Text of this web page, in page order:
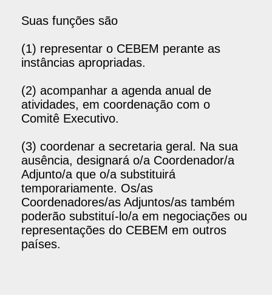
Suas funções são
(1) representar o CEBEM perante as
instâncias apropriadas.
(2) acompanhar a agenda anual de
atividades, em coordenação com o
Comitê Executivo.
(3) coordenar a secretaria geral. Na sua
ausência, designará o/a Coordenador/a
Adjunto/a que o/a substituirá
temporariamente. Os/as
Coordenadores/as Adjuntos/as também
poderão substituí-lo/a em negociações ou
representações do CEBEM em outros
países.